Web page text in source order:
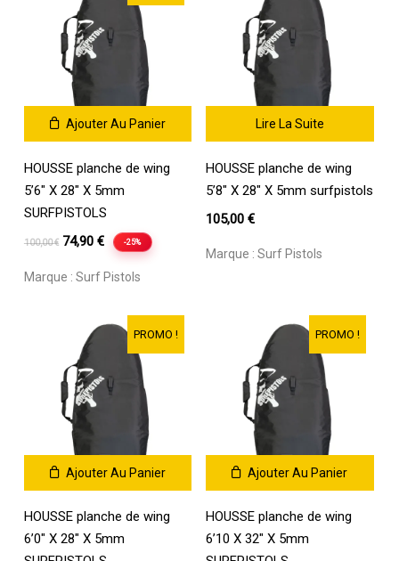
Go To Shop
Ajouter Au Panier
HOUSSE planche de wing
5’6″ X 28″ X 5mm
SURFPISTOLS
100,00€ Le
initial
100,00 €.
74,90 €Le
prix
actuel
74,90 €.
-25%
Marque : Surf Pistols
Lire La Suite
HOUSSE planche de wing
5’8″ X 28″ X 5mm surfpistols
105,00€
Marque :Surf Pistols
PROMO !
Ajouter Au Panier
HOUSSE planche de wing
6’0″ X 28″ X 5mm
PROMO !
Ajouter Au Panier
HOUSSE planche de wing
6’10 X 32″ X 5mm